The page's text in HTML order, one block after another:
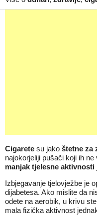
Cigarete su jako štetne za
najokorjeliji pušači koji ih
manjak tjelesne
Izbjegavanje tjelovježbe je
dijabetesa. Ako mislite da
odete na aerobik, u krivu
mala fizička aktivnost